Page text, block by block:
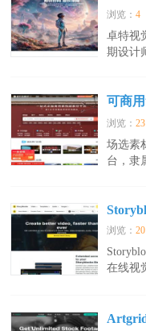
浏览：4
卓特视
期设计
可商
浏览：23
场选素
台，隶
浏览：20
在线视